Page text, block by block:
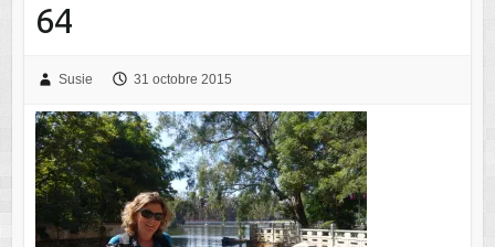
64
Susie 31 octobre 2015